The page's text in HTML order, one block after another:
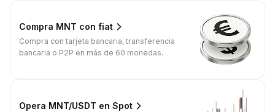
Compra MNT con fiat
Compra con tarjeta bancaria, transferencia
bancaria o P2P en más de 60 monedas.
Opera MNT/USDT en Spot